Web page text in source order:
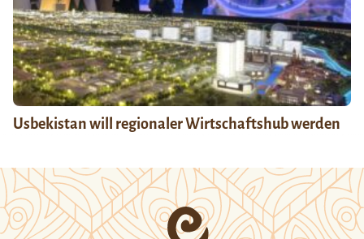
Usbekistan will regionaler Wirtschaftshub werden